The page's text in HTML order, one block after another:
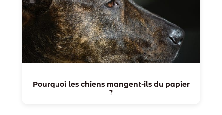
Pourquoi les chiens mangent-ils du papier
?